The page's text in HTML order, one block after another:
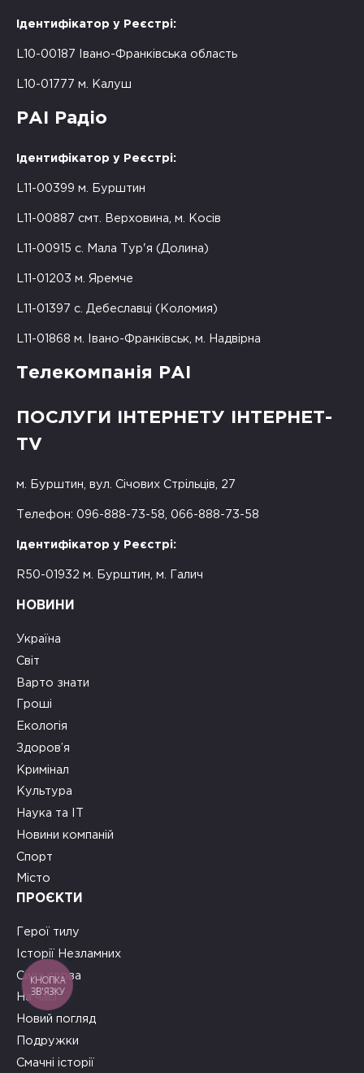
Ідентифікатор у Реєстрі:
L10-00187 Івано-Франківська область
L10-01777 м. Калуш
РАІ Радіо
Ідентифікатор у Реєстрі:
L11-00399 м. Бурштин
L11-00887 смт. Верховина, м. Косів
L11-00915 с. Мала Тур'я (Долина)
L11-01203 м. Яремче
L11-01397 с. Дебеславці (Коломия)
L11-01868 м. Івано-Франківськ, м. Надвірна
Телекомпанія РАІ
ПОСЛУГИ ІНТЕРНЕТУ ІНТЕРНЕТ-
TV
м. Бурштин, вул. Січових Стрільців, 27
Телефон: 096-888-73-58, 066-888-73-58
Ідентифікатор у Реєстрі:
R50-01932 м. Бурштин, м. Галич
НОВИНИ
Україна
Світ
Варто знати
Гроші
Екологія
Здоров’я
Кримінал
Культура
Наука та ІТ
Новини компаній
Спорт
Місто
ПРОЄКТИ
Герої тилу
Історії Незламних
Сила слова
На часі
Новий погляд
Подружки
Смачні історії
КНОПКА
ЗВ'ЯЗКУ